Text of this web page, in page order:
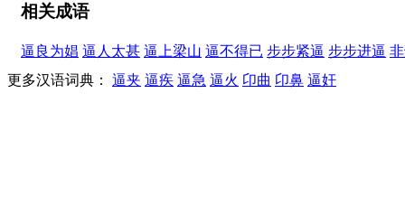
相关成语
逼良为娼 逼人太甚 逼上梁山 逼不得已 步步紧逼 步步进逼
更多汉语词典： 逼夹 逼疾 逼急 逼火 卬曲 卬鼻 逼奸